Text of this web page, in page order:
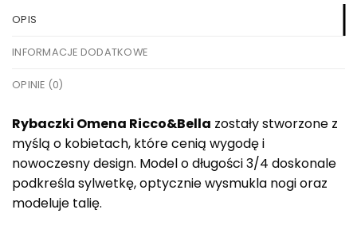
OPIS
INFORMACJE DODATKOWE
OPINIE (0)
Rybaczki Omena Ricco&Bella zostały stworzone z
myślą o kobietach, które cenią wygodę i
nowoczesny design. Model o długości 3/4 doskonale
podkreśla sylwetkę, optycznie wysmukla nogi oraz
modeluje talię.